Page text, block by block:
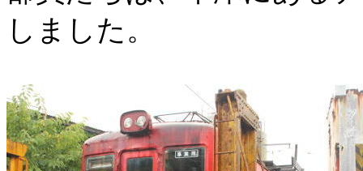
しました。